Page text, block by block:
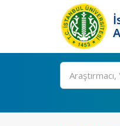
Ara